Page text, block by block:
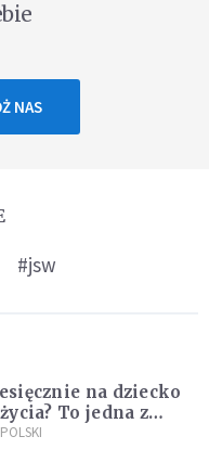
NAS
#jsw
na dziecko
To jedna z
"Rozwój